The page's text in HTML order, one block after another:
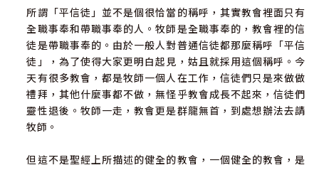
所謂「平信徒」並不是個很恰當的稱呼，其實教會裡面只有
全職事奉和帶職事奉的人。牧師是全職事奉的，教會裡的信
徒是帶職事奉的。由於一般人對普通信徒都那麼稱呼「平信
徒」，為了使得大家更明白起見，姑且就採用這個稱呼。今
天有很多教會，都是牧師一個人在工作，信徒們只是來做做
禮拜，其他什麼事都不做，無怪乎教會成長不起來，信徒們
靈性退後。牧師一走，教會更是群龍無首，到處想辦法去請
牧師。
但這不是聖經上所描述的健全的教會，一個健全的教會，是